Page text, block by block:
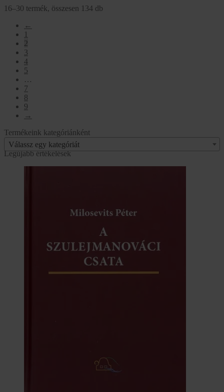
16–30 termék, összesen 134 db
←
1
2
3
4
5
…
7
8
9
→
Termékeink kategóriánként
Válassz egy kategóriát
Legújabb értékelések